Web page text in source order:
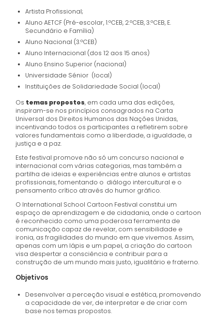
Artista Profissional;
Aluno AETCF (Pré-escolar, 1.ºCEB, 2.ºCEB, 3.ºCEB, E.
Secundário e Família)
Aluno Nacional (3.ºCEB)
Aluno Internacional (dos 12 aos 15 anos)
Aluno Ensino Superior (nacional)
Universidade Sénior (local)
Instituições de Solidariedade Social (local)
Os temas propostos, em cada uma das edições,
inspiram-se nos princípios consagrados na Carta
Universal dos Direitos Humanos das Nações Unidas,
incentivando todos os participantes a refletirem sobre
valores fundamentais como a liberdade, a igualdade, a
justiça e a paz.
Este festival promove não só um concurso nacional e
internacional com várias categorias, mas também a
partilha de ideias e experiências entre alunos e artistas
profissionais, fomentando o diálogo intercultural e o
pensamento crítico através do humor gráfico.
O International School Cartoon Festival constitui um
espaço de aprendizagem e de cidadania, onde o cartoon
é reconhecido como uma poderosa ferramenta de
comunicação capaz de revelar, com sensibilidade e
ironia, as fragilidades do mundo em que vivemos. Assim,
apenas com um lápis e um papel, a criação do cartoon
visa despertar a consciência e contribuir para a
construção de um mundo mais justo, igualitário e fraterno.
Objetivos
Desenvolver a perceção visual e estética, promovendo
a capacidade de ver, de interpretar e de criar com
base nos temas propostos.